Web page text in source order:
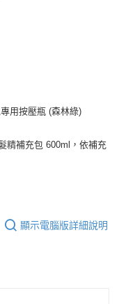
用按壓瓶 (森林綠)
精補充包 600ml，依補充
顯示電腦版詳細說明